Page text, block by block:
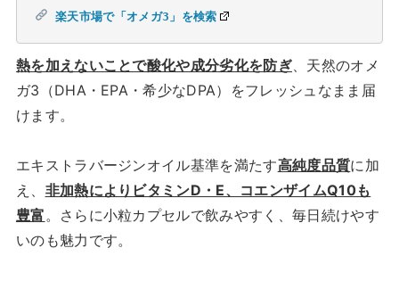
楽天市場で「オメガ3」を検索
熱を加えないことで酸化や成分劣化を防ぎ、天然のオメ
ガ3（DHA・EPA・希少なDPA）をフレッシュなまま届
けます。
エキストラバージンオイル基準を満たす高純度品質に加
え、 非加熱によりビタミンD・E、コエンザイムQ10も
豊富。さらに小粒カプセルで飲みやすく、毎日続けやす
いのも魅力です。